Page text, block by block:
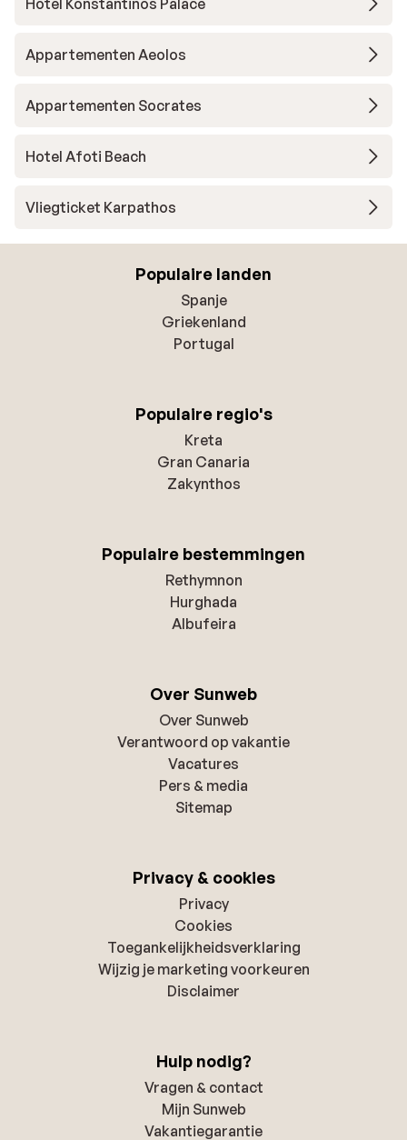
Hotel Konstantinos Palace
Appartementen Aeolos
Appartementen Socrates
Hotel Afoti Beach
Vliegticket Karpathos
Populaire landen
Spanje
Griekenland
Portugal
Populaire regio's
Kreta
Gran Canaria
Zakynthos
Populaire bestemmingen
Rethymnon
Hurghada
Albufeira
Over Sunweb
Over Sunweb
Verantwoord op vakantie
Vacatures
Pers & media
Sitemap
Privacy & cookies
Privacy
Cookies
Toegankelijkheidsverklaring
Wijzig je marketing voorkeuren
Disclaimer
Hulp nodig?
Vragen & contact
Mijn Sunweb
Vakantiegarantie